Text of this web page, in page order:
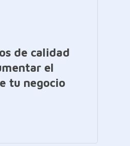
de calidad
el
tu negocio